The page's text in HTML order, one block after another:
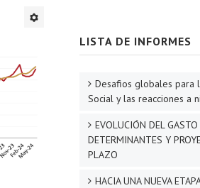
LISTA DE INFORMES
Desafios globales para
Social y las reacciones a
EVOLUCIÓN DEL
DETERMINANTES Y
PLAZO
HACIA UNA NUEVA